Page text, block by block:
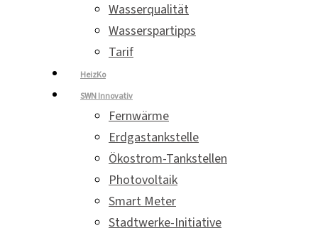
Wasserqualität
Wasserspartipps
Tarif
HeizKo
SWN Innovativ
Fernwärme
Erdgastankstelle
Ökostrom-Tankstellen
Photovoltaik
Smart Meter
Stadtwerke-Initiative